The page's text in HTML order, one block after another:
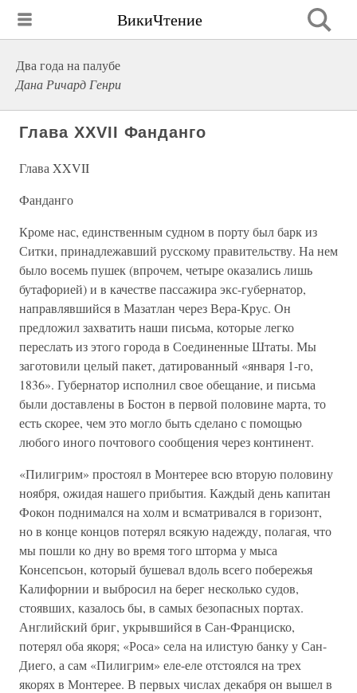
ВикиЧтение
Два года на палубе
Дана Ричард Генри
Глава XXVII Фанданго
Глава XXVII
Фанданго
Кроме нас, единственным судном в порту был барк из
Ситки, принадлежавший русскому правительству. На нем
было восемь пушек (впрочем, четыре оказались лишь
бутафорией) и в качестве пассажира экс-губернатор,
направлявшийся в Мазатлан через Вера-Крус. Он
предложил захватить наши письма, которые легко
переслать из этого города в Соединенные Штаты. Мы
заготовили целый пакет, датированный «января 1-го,
1836». Губернатор исполнил свое обещание, и письма
были доставлены в Бостон в первой половине марта, то
есть скорее, чем это могло быть сделано с помощью
любого иного почтового сообщения через континент.
«Пилигрим» простоял в Монтерее всю вторую половину
ноября, ожидая нашего прибытия. Каждый день капитан
Фокон поднимался на холм и всматривался в горизонт,
но в конце концов потерял всякую надежду, полагая, что
мы пошли ко дну во время того шторма у мыса
Консепсьон, который бушевал вдоль всего побережья
Калифорнии и выбросил на берег несколько судов,
стоявших, казалось бы, в самых безопасных портах.
Английский бриг, укрывшийся в Сан-Франциско,
потерял оба якоря; «Роса» села на илистую банку у Сан-
Диего, а сам «Пилигрим» еле-еле отстоялся на трех
якорях в Монтерее. В первых числах декабря он вышел в